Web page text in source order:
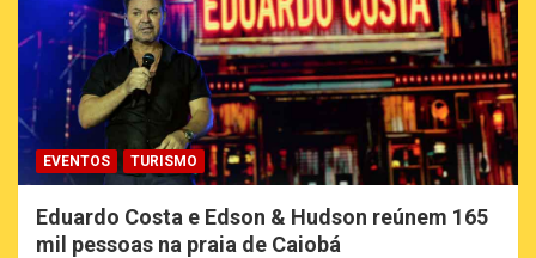
EVENTOS TURISMO
Eduardo Costa e Edson & Hudson reúnem 165
mil pessoas na praia de Caiobá